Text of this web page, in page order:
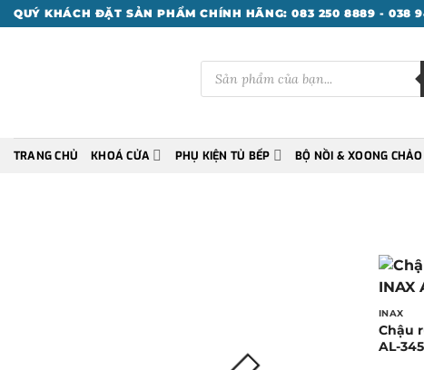
Bỏ
qua
QUÝ KHÁCH ĐẶT SẢN PHẨM CHÍNH HÃNG: 083 250 8889 - 038
Tìm
kiếm
phẩm
TRANG CHỦ KHOÁ CỬA PHỤ KIỆN TỦ BẾP BỘ NỒI & XOONG CHẢO
INAX
Chậu
AL-